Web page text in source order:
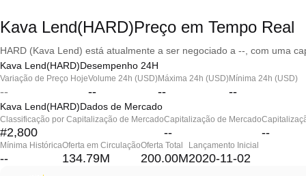
Kava Lend(HARD)Preço em Tempo Real
HARD (Kava Lend) está atualmente a ser negociado a --, com uma
Kava Lend(HARD)Desempenho 24H
Variação de Preço Hoje
--
Volume 24h (USD)
--
Máxima 24h (USD)
--
Mínima 24h (USD)
--
Kava Lend(HARD)Dados de Mercado
Classificação por Capitalização de Mercado
#2,800
Capitalização de Mercado
-- --
Mínima Histórica
--
Oferta em Circulação
134.79M
Oferta Total
200.00M
Lançamento Inicial
2020-11-02